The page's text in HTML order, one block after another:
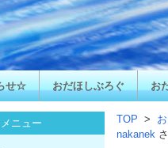
せ☆ おだほしぶろぐ お
TOP >
nakanek
ニュー